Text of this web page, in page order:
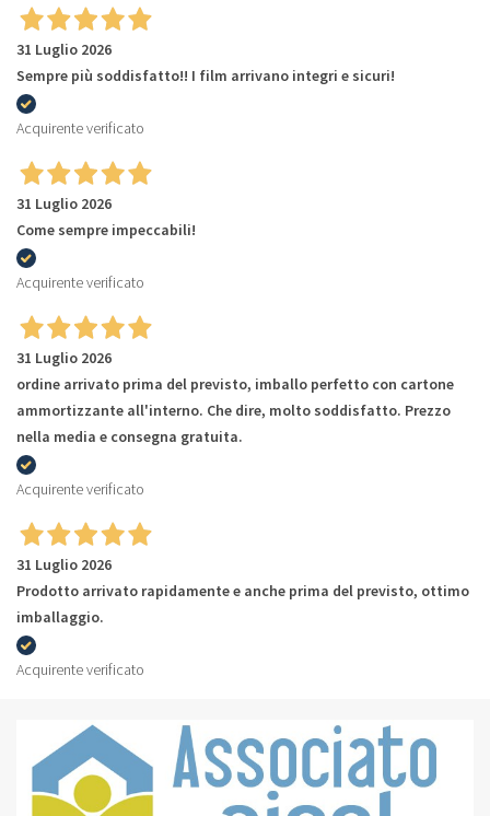
31 Luglio 2026
Sempre più soddisfatto!! I film arrivano integri e sicuri!
Acquirente verificato
31 Luglio 2026
Come sempre impeccabili!
Acquirente verificato
31 Luglio 2026
ordine arrivato prima del previsto, imballo perfetto con cartone
ammortizzante all'interno. Che dire, molto soddisfatto. Prezzo
nella media e consegna gratuita.
Acquirente verificato
31 Luglio 2026
Prodotto arrivato rapidamente e anche prima del previsto, ottimo
imballaggio.
Acquirente verificato